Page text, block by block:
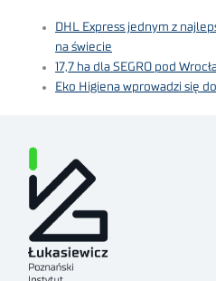
DHL Express jednym z
na świecie
17,7 ha dla SEGRO pod
Eko Higiena wprowadzi się